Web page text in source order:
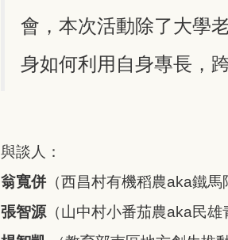
會，本次活動除了大學
身如何利用自身專長，
與談人：
翁寬併（西昌村有機稻農aka鐵馬
張智源 （山中村小番茄農aka民雄